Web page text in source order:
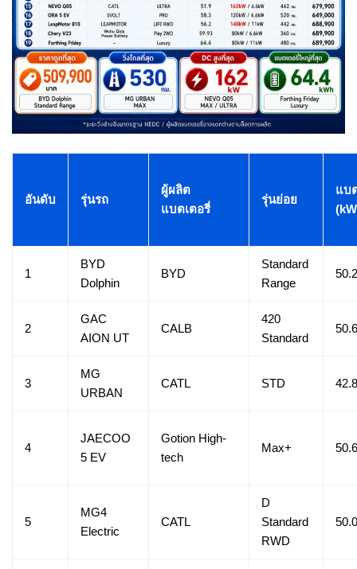
อันดับ รุ่นรถ
ผู้ผลิต
แบตเตอรี่
รุ่นย่อย
แบ
1
BYD
Dolphin
BYD
Standard
Range
2
GAC
AION UT
CALB
420
Standard
50.6
3
MG
URBAN
CATL STD 42.8
4
JAECOO
5 EV
Gotion High-
tech
Max+ 50.6
5
MG4
Electric
CATL
D
Standard
RWD
50.0